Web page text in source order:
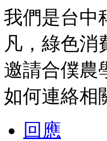
我們是台中
凡，綠色消
邀請合僕農
如何連絡相
回應